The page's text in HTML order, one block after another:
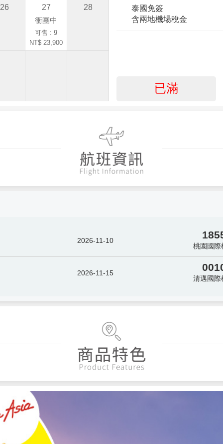
26
27
衝團中
可售 : 9
NT$ 23,900
28
泰國免簽
含兩地機場稅金
已滿
2026-11-10
桃園國際
2026-11-15
清邁國際